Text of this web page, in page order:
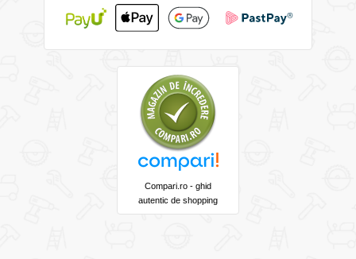
Compari.ro - ghid
autentic de shopping